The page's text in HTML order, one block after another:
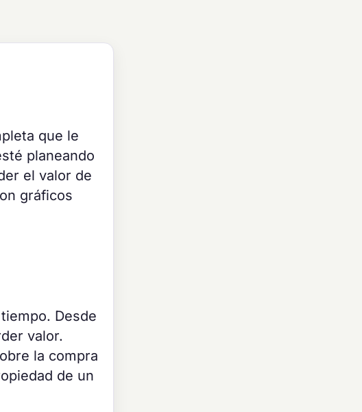
que le
planeando
el valor de
gráficos
Desde
valor.
la compra
de un